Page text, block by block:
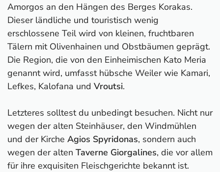
Amorgos an den Hängen des Berges Korakas.
Dieser ländliche und touristisch wenig
erschlossene Teil wird von kleinen, fruchtbaren
Tälern mit Olivenhainen und Obstbäumen geprägt.
Die Region, die von den Einheimischen Kato Meria
genannt wird, umfasst hübsche Weiler wie Kamari,
Lefkes, Kalofana und Vroutsi.
Letzteres solltest du unbedingt besuchen. Nicht nur
wegen der alten Steinhäuser, den Windmühlen
und der Kirche Agios Spyridonas, sondern auch
wegen der alten Taverne Giorgalines, die vor allem
für ihre exquisiten Fleischgerichte bekannt ist.